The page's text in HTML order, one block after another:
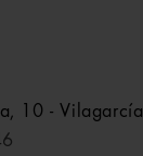
10 - Vilagarcía